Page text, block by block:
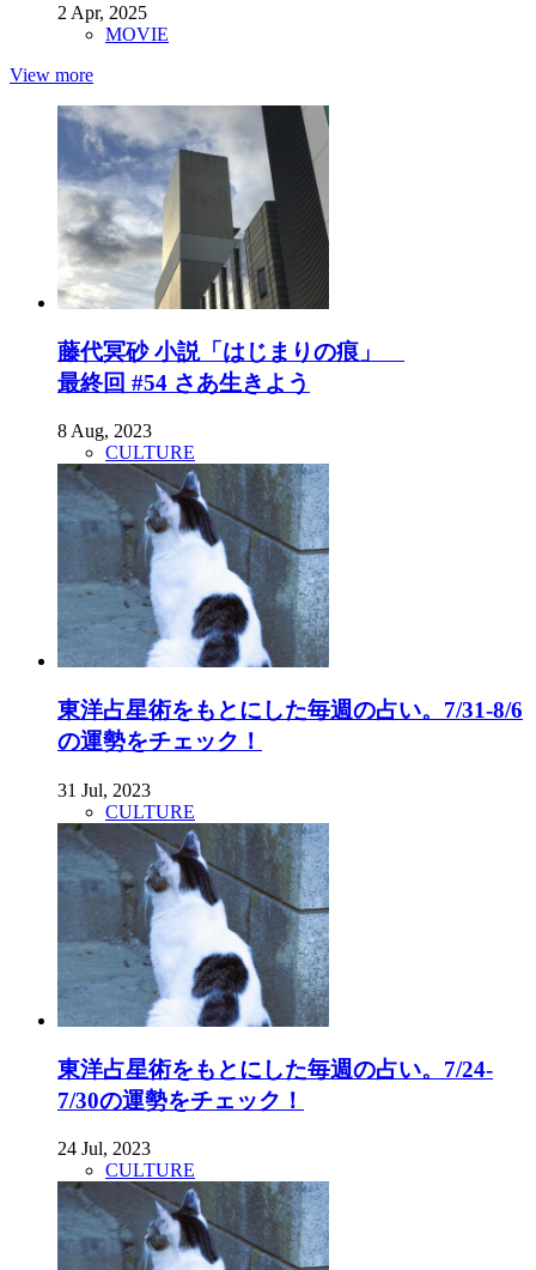
2 Apr, 2025
MOVIE
View more
藤代冥砂 小説「はじまりの痕」
最終回 #54 さあ生きよう
8 Aug, 2023
CULTURE
東洋占星術をもとにした毎週の占い。7/31-8/6
の運勢をチェック！
31 Jul, 2023
CULTURE
東洋占星術をもとにした毎週の占い。7/24-
7/30の運勢をチェック！
24 Jul, 2023
CULTURE